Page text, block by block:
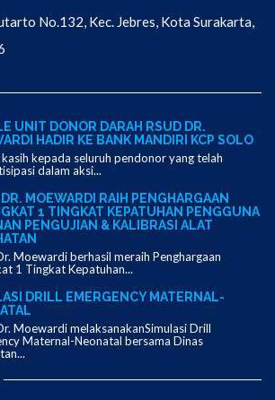
No.132, Kec. Jebres, Kota Surakarta,
UNIT DONOR DARAH RSUD DR.
HADIR KE BANK MANDIRI KCP SOLO
kepada seluruh pendonor yang telah
dalam aksi...
MOEWARDI RAIH PENGHARGAAN
1 TINGKAT KEPATUHAN PENGGUNA
PENGUJIAN & KALIBRASI ALAT
Moewardi berhasil meraih Penghargaan
1 Tingkat Kepatuhan...
DRILL EMERGENCY MATERNAL-
Moewardi melaksanakanSimulasi Drill
Maternal-Neonatal bersama Dinas